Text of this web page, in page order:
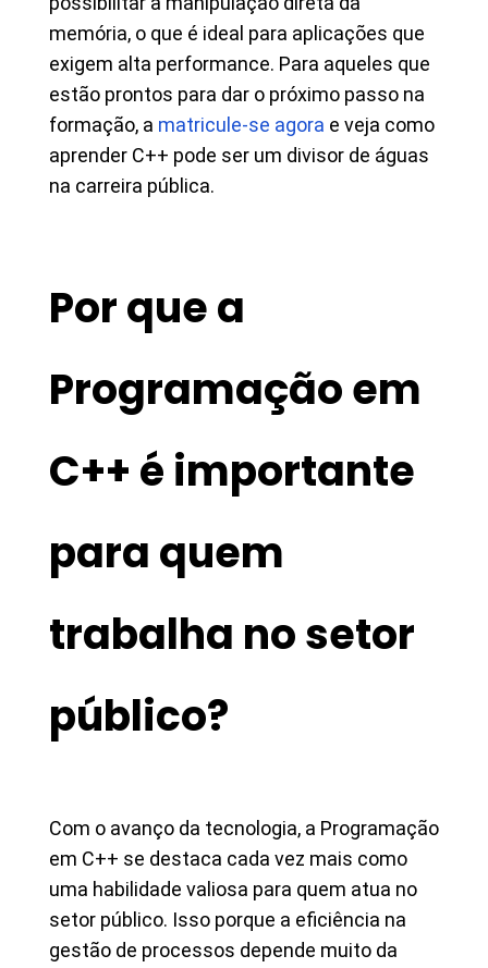
memória, o que é ideal para aplicações que
exigem alta performance. Para aqueles que
estão prontos para dar o próximo passo na
formação, a matricule-se agora e veja como
aprender C++ pode ser um divisor de águas
na carreira pública.
Por que a
Programação em
C++ é importante
para quem
trabalha no setor
público?
Com o avanço da tecnologia, a Programação
em C++ se destaca cada vez mais como
uma habilidade valiosa para quem atua no
setor público. Isso porque a eficiência na
gestão de processos depende muito da